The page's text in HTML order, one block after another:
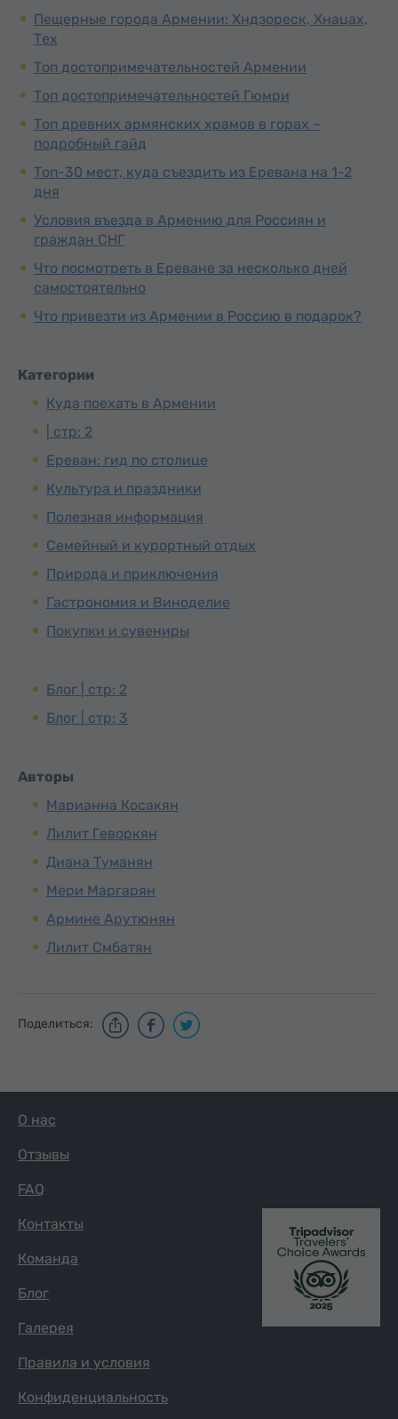
Пещерные города Армении: Хндзореск, Хнацах,
Тех
Топ достопримечательностей Армении
Топ достопримечательностей Гюмри
Топ древних армянских храмов в горах –
подробный гайд
Топ-30 мест, куда съездить из Еревана на 1-2
дня
Условия въезда в Армению для Россиян и
граждан СНГ
Что посмотреть в Ереване за несколько дней
самостоятельно
Что привезти из Армении в Россию в подарок?
Категории
Куда поехать в Армении
| стр: 2
Ереван: гид по столице
Культура и праздники
Полезная информация
Семейный и курортный отдых
Природа и приключения
Гастрономия и Виноделие
Покупки и сувениры
Блог | стр: 2
Блог | стр: 3
Авторы
Марианна Косакян
Лилит Геворкян
Диана Туманян
Мери Маргарян
Армине Арутюнян
Лилит Смбатян
Поделиться:
О нас
Отзывы
FAQ
Контакты
Команда
Блог
Галерея
Правила и условия
Конфиденциальность